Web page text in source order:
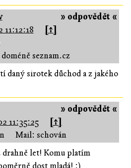
» odpovědět «
11:12:18
[↑]
seznam.cz
daný sirotek důchod a z jakého
» odpovědět «
11:35:25
[↑]
Mail: schován
drahně let! Komu platím
dost mladá! :)